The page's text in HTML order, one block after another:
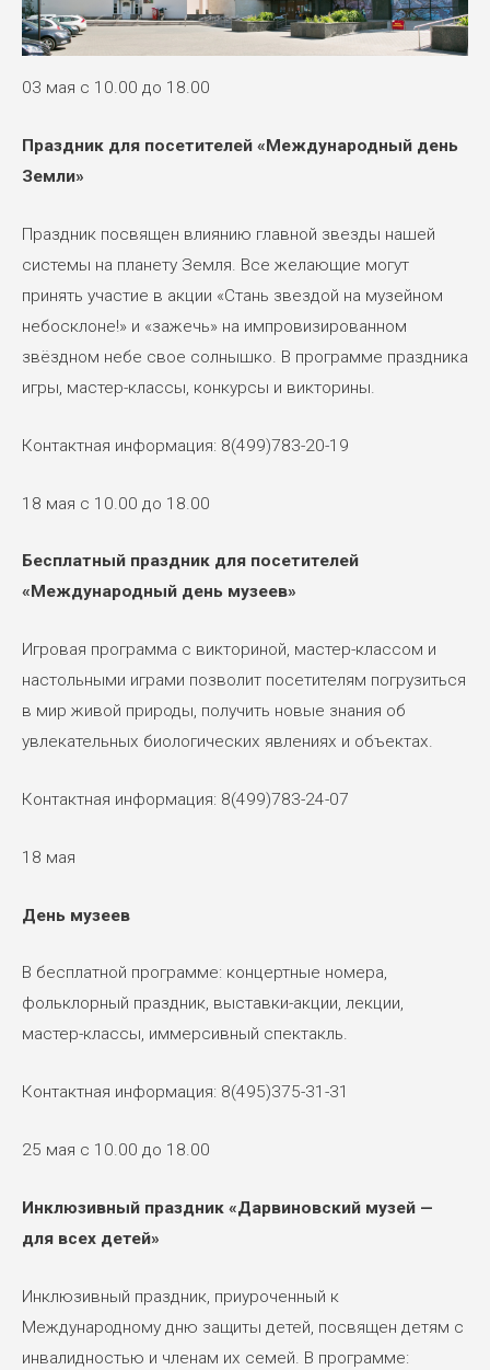
03 мая с 10.00 до 18.00
Праздник для посетителей «Международный день
Земли»
Праздник посвящен влиянию главной звезды нашей
системы на планету Земля. Все желающие могут
принять участие в акции «Стань звездой на музейном
небосклоне!» и «зажечь» на импровизированном
звёздном небе свое солнышко. В программе праздника
игры, мастер-классы, конкурсы и викторины.
Контактная информация: 8(499)783-20-19
18 мая с 10.00 до 18.00
Бесплатный праздник для посетителей
«Международный день музеев»
Игровая программа с викториной, мастер-классом и
настольными играми позволит посетителям погрузиться
в мир живой природы, получить новые знания об
увлекательных биологических явлениях и объектах.
Контактная информация: 8(499)783-24-07
18 мая
День музеев
В бесплатной программе: концертные номера,
фольклорный праздник, выставки-акции, лекции,
мастер-классы, иммерсивный спектакль.
Контактная информация: 8(495)375-31-31
25 мая с 10.00 до 18.00
Инклюзивный праздник «Дарвиновский музей —
для всех детей»
Инклюзивный праздник, приуроченный к
Международному дню защиты детей, посвящен детям с
инвалидностью и членам их семей. В программе: